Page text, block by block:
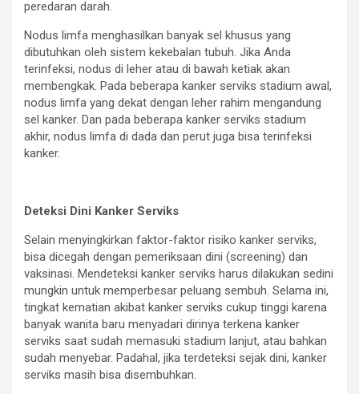
peredaran darah.
Nodus limfa menghasilkan banyak sel khusus yang
dibutuhkan oleh sistem kekebalan tubuh. Jika Anda
terinfeksi, nodus di leher atau di bawah ketiak akan
membengkak. Pada beberapa kanker serviks stadium awal,
nodus limfa yang dekat dengan leher rahim mengandung
sel kanker. Dan pada beberapa kanker serviks stadium
akhir, nodus limfa di dada dan perut juga bisa terinfeksi
kanker.
Deteksi Dini Kanker Serviks
Selain menyingkirkan faktor-faktor risiko kanker serviks,
bisa dicegah dengan pemeriksaan dini (screening) dan
vaksinasi. Mendeteksi kanker serviks harus dilakukan sedini
mungkin untuk memperbesar peluang sembuh. Selama ini,
tingkat kematian akibat kanker serviks cukup tinggi karena
banyak wanita baru menyadari dirinya terkena kanker
serviks saat sudah memasuki stadium lanjut, atau bahkan
sudah menyebar. Padahal, jika terdeteksi sejak dini, kanker
serviks masih bisa disembuhkan.